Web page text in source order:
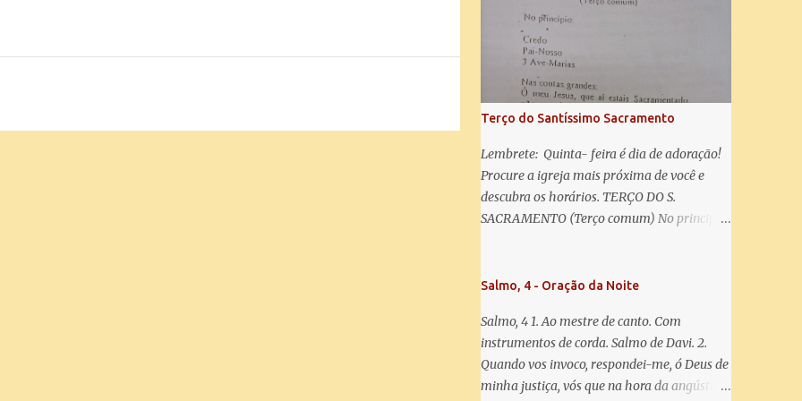
salve! A vós bradamos os degredados filhos
de Eva, a vós suspiramos, gemendo e
chorando neste vale de lágrimas. Eia, pois,
Advogada nossa, estes vossos olhos
misericordiosos a nós volvei, e depois deste
desterro, mostrai-nos Jesus. Bendito é o
fruto do vosso ventre, ó clemente, ó piedosa,
ó doce e sempre Virgem Maria. Rogai por
nós Santa Mãe de Deus. Para que sejamos
dignos das promessas de Cristo. Amém.
Terço do Santíssimo Sacramento
Lembrete: Quinta- feira é dia de adoração!
Procure a igreja mais próxima de você e
descubra os horários. TERÇO DO S.
SACRAMENTO (Terço comum) No principio:
Sacramentado, não permitais que eu viva
coração ao Vosso e o Vosso ao meu, e, nem
sem Vós morra eu! Nas contas pequenas:
Sacramento de Amor! Misericórdia Senhor!
Glória ao Pai: Cristo pão da vida e remédio
Salmo, 4 - Oração da Noite
Salmo, 4 1. Ao mestre de canto. Com
instrumentos de corda. Salmo de Davi. 2.
Quando vos invoco, respondei-me, ó Deus de
minha justiça, vós que na hora da angústia